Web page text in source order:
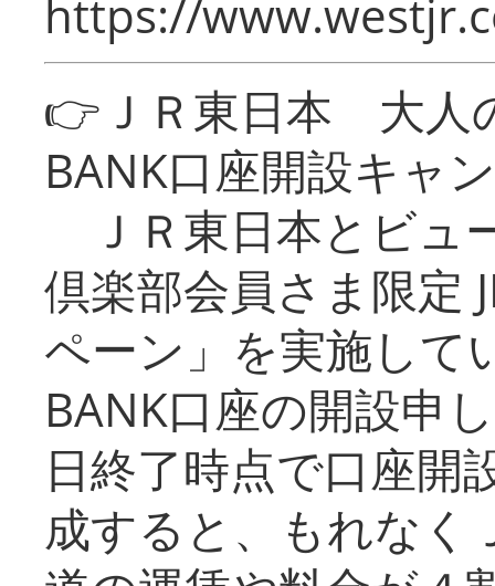
https://
👉ＪＲ東日本 大人
BANK口座開設キャ
ＪＲ東日本とビュ
倶楽部会員さま限定
ペーン」を実施して
BANK口座の開設申
日終了時点で口座開
成すると、もれなく